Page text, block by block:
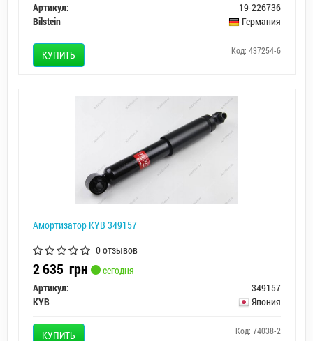
Артикул:
19-226736
Bilstein
Германия
КУПИТЬ Код: 437254-6
Амортизатор KYB 349157
0 отзывов
2 635 грн
сегодня
Артикул:
349157
KYB
Япония
КУПИТЬ Код: 74038-2